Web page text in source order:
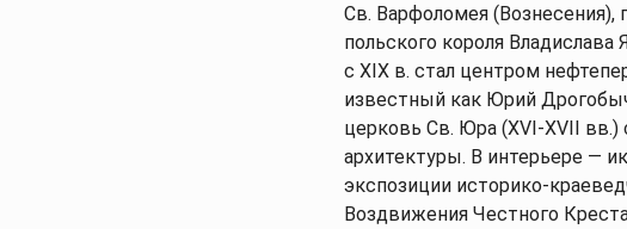
Св. Варфоломея (Вознесения),
польского короля
с XIX в. стал центром
известный как Юрий
церковь Св. Юра (XVI-XVII вв.)
архитектуры. В интерьере —
экспозиции историко-
Воздвижения Честного